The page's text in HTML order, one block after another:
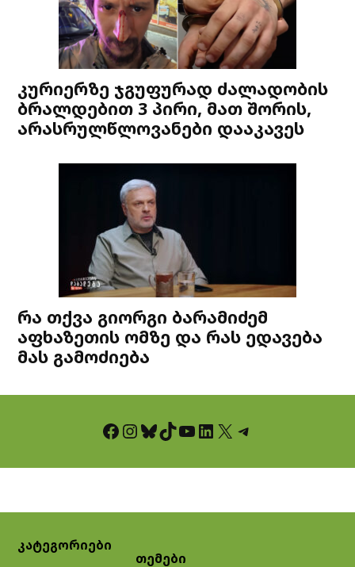
კურიერზე ჯგუფურად ძალადობის
ბრალდებით 3 პირი, მათ შორის,
არასრულწლოვანები დააკავეს
რა თქვა გიორგი ბარამიძემ
აფხაზეთის ომზე და რას ედავება
მას გამოძიება
Facebook InstagramBluesky TikTok YouTube LinkedIn X Telegram
კატეგორიები
თემები